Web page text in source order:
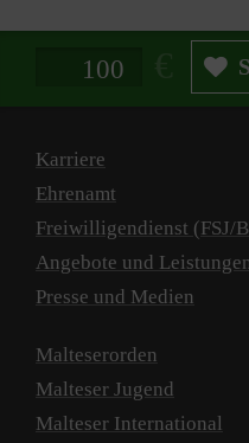
Spendenbetrag in Euro
Karriere
Ehrenamt
Freiwilligendienst (FSJ/
Angebote und
Presse und Medien
Malteserorden
Malteser Jugend
Malteser International